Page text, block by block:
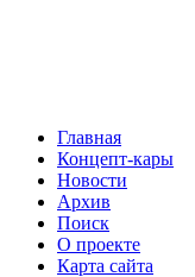
Главная
Концепт-кары
Новости
Архив
Поиск
О проекте
Карта сайта